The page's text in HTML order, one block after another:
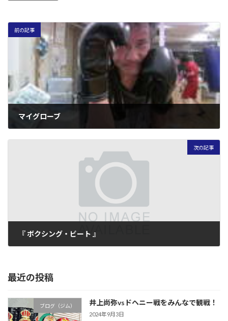
前の記事
マイグローブ
次の記事
『 ボクシング・ビート 』
最近の投稿
ブログ（ジム） 井上尚弥vsドヘニー戦をみんなで観戦！
2024年9月3日